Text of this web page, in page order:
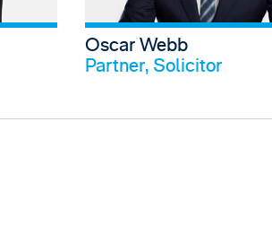
Oscar Webb
Partner, Solicitor